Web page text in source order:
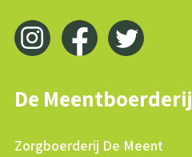
De Meentboerderij
Zorgboerderij De Meent